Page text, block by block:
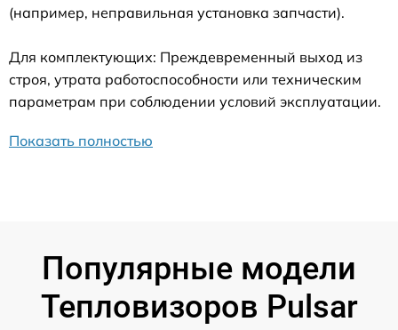
(например, неправильная установка запчасти).
Для комплектующих: Преждевременный выход из
строя, утрата работоспособности или техническим
параметрам при соблюдении условий эксплуатации.
Показать полностью
Популярные модели
Тепловизоров Pulsar